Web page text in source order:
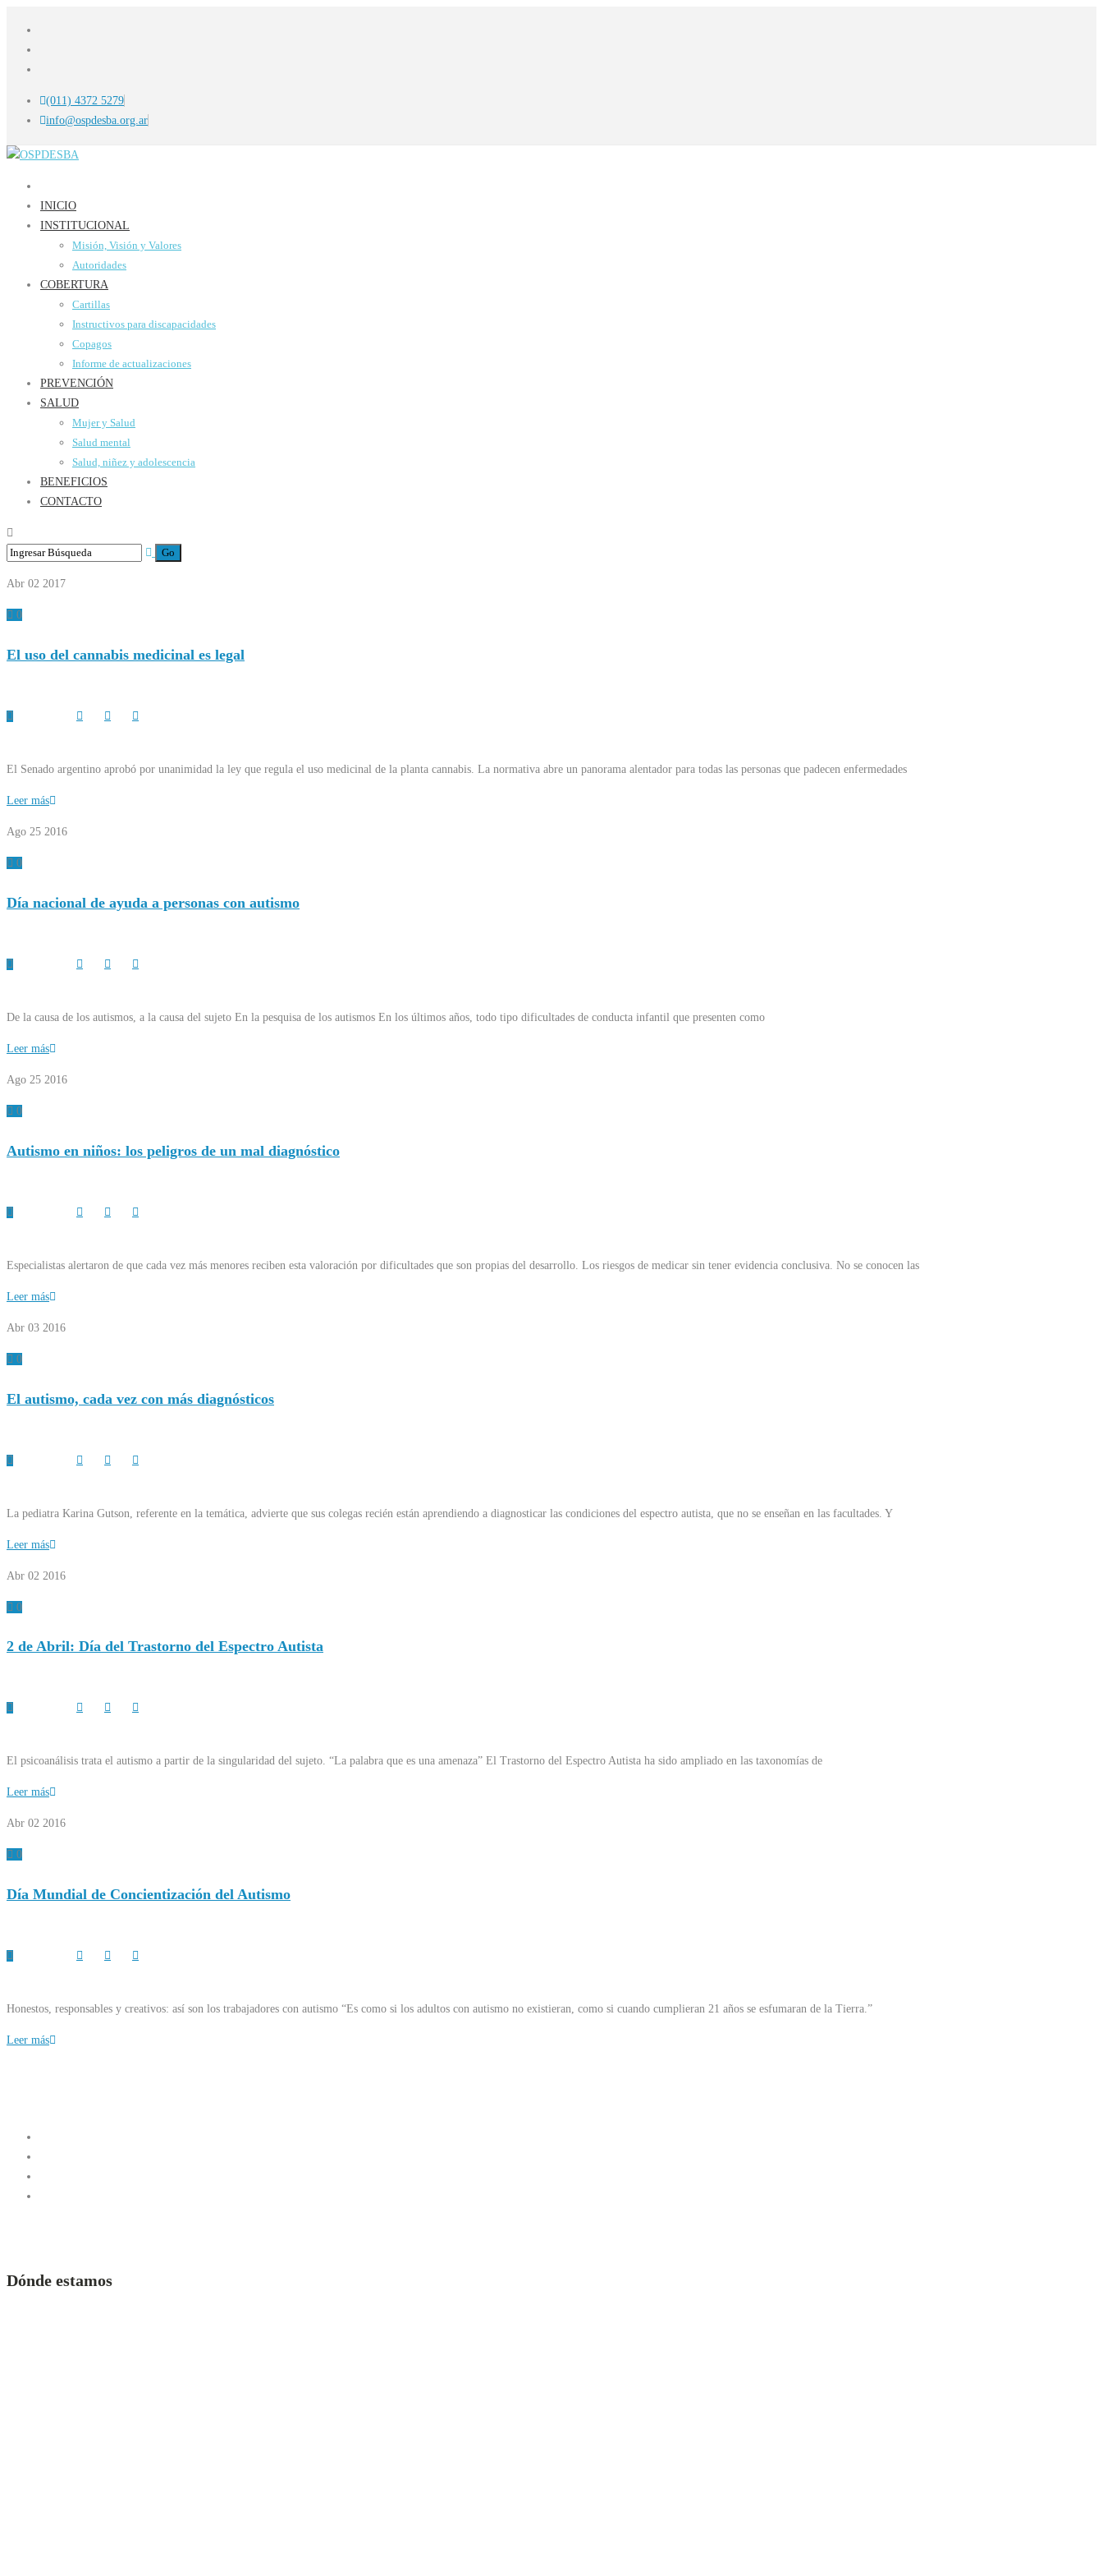
(011) 4372 5279
info@ospdesba.org.ar
INICIO
INSTITUCIONAL
Misión, Visión y Valores
Autoridades
COBERTURA
Cartillas
Instructivos para discapacidades
Copagos
Informe de actualizaciones
PREVENCIÓN
SALUD
Mujer y Salud
Salud mental
Salud, niñez y adolescencia
BENEFICIOS
CONTACTO
Abr 02 2017
0
El uso del cannabis medicinal es legal
El Senado argentino aprobó por unanimidad la ley que regula el uso medicinal de la planta cannabis. La normativa abre un panorama alentador para todas las personas que padecen enfermedades
Leer más
Ago 25 2016
0
Día nacional de ayuda a personas con autismo
De la causa de los autismos, a la causa del sujeto En la pesquisa de los autismos En los últimos años, todo tipo dificultades de conducta infantil que presenten como
Leer más
Ago 25 2016
0
Autismo en niños: los peligros de un mal diagnóstico
Especialistas alertaron de que cada vez más menores reciben esta valoración por dificultades que son propias del desarrollo. Los riesgos de medicar sin tener evidencia conclusiva. No se conocen las
Leer más
Abr 03 2016
0
El autismo, cada vez con más diagnósticos
La pediatra Karina Gutson, referente en la temática, advierte que sus colegas recién están aprendiendo a diagnosticar las condiciones del espectro autista, que no se enseñan en las facultades. Y
Leer más
Abr 02 2016
0
2 de Abril: Día del Trastorno del Espectro Autista
El psicoanálisis trata el autismo a partir de la singularidad del sujeto. “La palabra que es una amenaza” El Trastorno del Espectro Autista ha sido ampliado en las taxonomías de
Leer más
Abr 02 2016
0
Día Mundial de Concientización del Autismo
Honestos, responsables y creativos: así son los trabajadores con autismo “Es como si los adultos con autismo no existieran, como si cuando cumplieran 21 años se esfumaran de la Tierra.”
Leer más
Dónde estamos